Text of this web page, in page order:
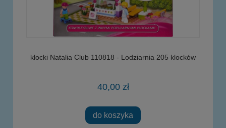
klocki Natalia Club 110818 - Lodziarnia 205 klocków
40,00 zł
do koszyka